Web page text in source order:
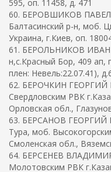
595, оп. 11458, д. 471
60. БЕРОВШИКОВ ПАВЕЛ
Балтасинский р-н, моб.
Украина, г.Киев, оп.
61. БЕРОЛЬНИКОВ ИВАН
н,с.Красный Бор, 409 ап,
плен: Невель:22.07.41),
62. БЕРОЧКИН ГЕОРГИЙ
Свердловским РВК
Орловская обл.,
63. БЕРСАНОВ ГЕОРГИЙ
Тура, моб.
Смоленская обл.,
64. БЕРСЕНЕВ
Молотовским РВК